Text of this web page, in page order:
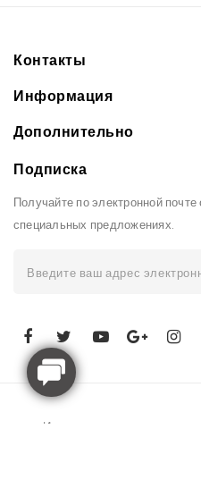
Контакты
Информация
Дополнительно
Подписка
Получайте по электронной
специальных предложениях.
Интернет-магазин